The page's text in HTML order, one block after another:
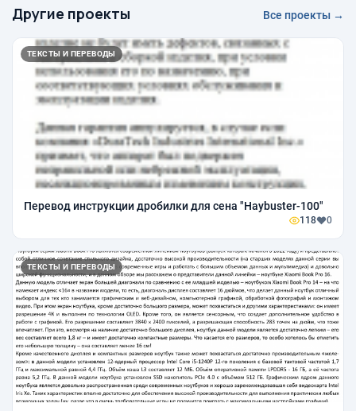
Другие проекты Все проекты →
ТЕКСТЫ И ПЕРЕВОДЫ
Перевод инструкции дробилки для сена "Haybuster-100"
118 0
ТЕКСТЫ И ПЕРЕВОДЫ